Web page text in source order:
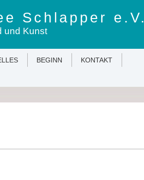
Schlapper e.V.
und Kunst
BEGINN KONTAKT